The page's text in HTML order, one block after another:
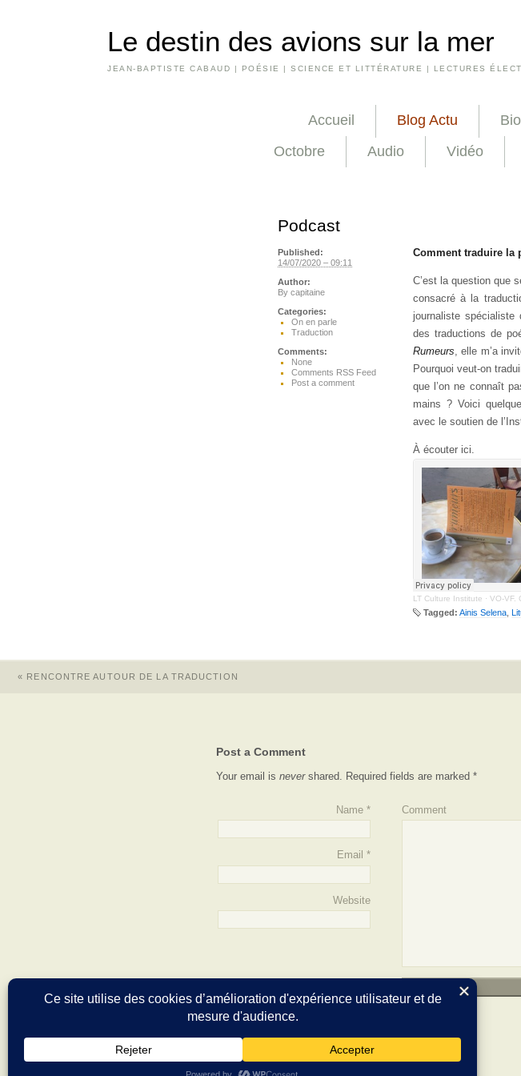
Le destin des avions sur la mer
JEAN-BAPTISTE CABAUD | POÉSIE | SCIENCE ET LITTÉRATURE | LECTURES
Accueil Blog Actu
Octobre
Audio Vidéo
Podcast
Comment traduire la
C’est la question que
consacré à la
journaliste
des traductions de
Rumeurs , elle m’a
Pourquoi veut-on
que l’on ne connaît
mains ? Voici
avec le soutien de
À écouter ici.
LT Culture Institute · VO-VF.
Tagged: Ainis Selena
Published:
14/07/2020 – 09:11
Author:
By capitaine
Categories:
On en parle
Traduction
Comments:
None
Comments RSS Feed
Post a comment
« RENCONTRE AUTOUR DE LA TRADUCTION
Post a Comment
Your email isnevershared. Required fields are marked*
Name *
Email *
Website
Comment